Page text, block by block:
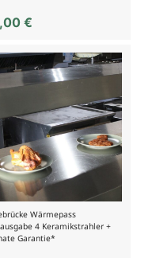
€
Wärmepass
4 Keramikstrahler +
Garantie*